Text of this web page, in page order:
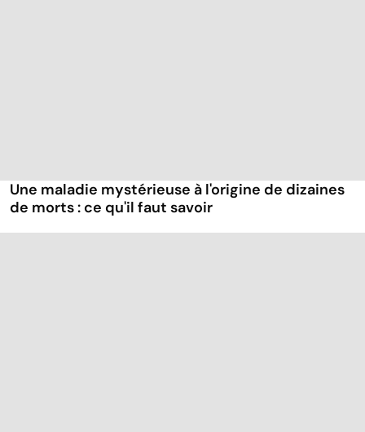
Une maladie mystérieuse à l'origine de dizaines
de morts : ce qu'il faut savoir